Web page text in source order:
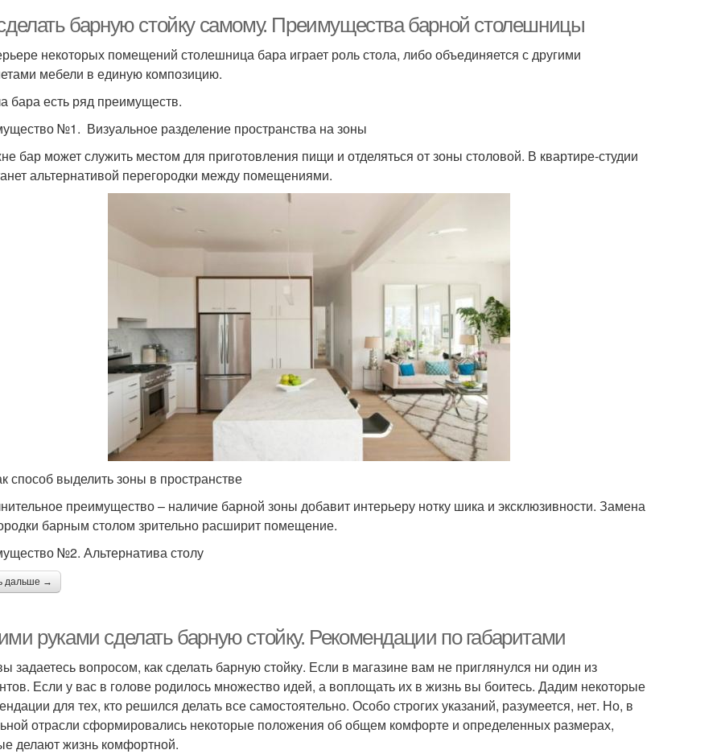
барную стойку самому. Преимущества барной столешницы
некоторых помещений столешница бара играет роль стола, либо объединяется с другими
мебели в единую композицию.
бара есть ряд преимуществ.
№1. Визуальное разделение пространства на зоны
бар может служить местом для приготовления пищи и отделяться от зоны столовой. В квартире-студии
альтернативой перегородки между помещениями.
способ выделить зоны в пространстве
преимущество – наличие барной зоны добавит интерьеру нотку шика и эксклюзивности. Замена
барным столом зрительно расширит помещение.
№2. Альтернатива столу
дальше →
руками сделать барную стойку. Рекомендации по габаритами
задаетесь вопросом, как сделать барную стойку. Если в магазине вам не приглянулся ни один из
Если у вас в голове родилось множество идей, а воплощать их в жизнь вы боитесь. Дадим некоторые
для тех, кто решился делать все самостоятельно. Особо строгих указаний, разумеется, нет. Но, в
отрасли сформировались некоторые положения об общем комфорте и определенных размерах,
делают жизнь комфортной.